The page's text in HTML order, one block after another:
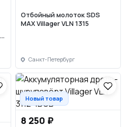
Отбойный молоток SDS
MAX Villager VLN 1315
Санкт-Петербург
Новый товар
8 250 ₽